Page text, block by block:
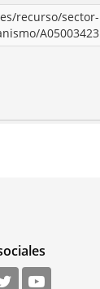
recurso/sector-
A05003423